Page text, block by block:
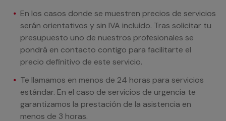
En los casos donde se muestren precios de servicios
serán orientativos y sin IVA incluido. Tras solicitar tu
presupuesto uno de nuestros profesionales se
pondrá en contacto contigo para facilitarte el
precio definitivo de este servicio.
Te llamamos en menos de 24 horas para servicios
estándar. En el caso de servicios de urgencia te
garantizamos la prestación de la asistencia en
menos de 3 horas.